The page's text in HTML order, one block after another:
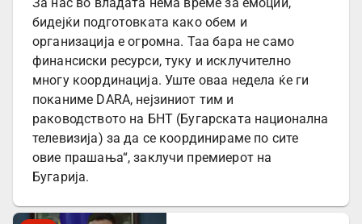
бидејќи подготовката како обем и
организација е огромна. Таа бара не само
финансиски ресурси, туку и исклучително
многу координација. Уште оваа недела ќе ги
поканиме DARA, нејзиниот тим и
раководството на БНТ (Бугарската национална
телевизија) за да се координираме по сите
овие прашања“, заклучи премиерот на
Бугарија.